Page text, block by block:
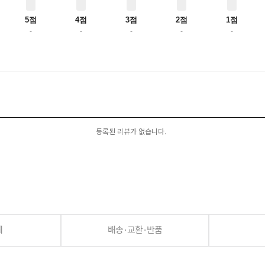
5점
-
4점
-
3점
-
2점
-
1점
-
등록된 리뷰가 없습니다.
배송·교환·반품